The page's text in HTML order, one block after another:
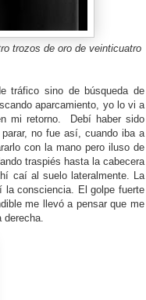
trozos de oro de veinticuatro
tráfico sino de búsqueda de
aparcamiento, yo lo vi a
mi retorno. Debí haber sido
no fue así, cuando iba a
con la mano pero iluso de
traspiés hasta la cabecera
caí al suelo lateralmente. La
la consciencia. El golpe fuerte
me llevó a pensar que me
derecha.